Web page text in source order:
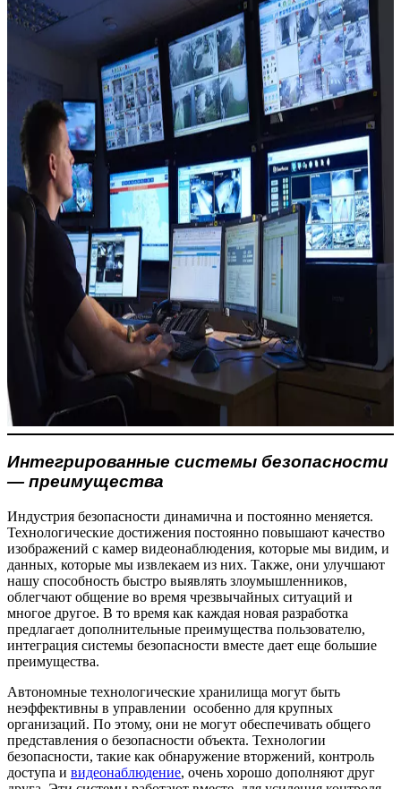
Интегрированные системы безопасности
— преимущества
Индустрия безопасности динамична и постоянно меняется.
Технологические достижения постоянно повышают качество
изображений с камер видеонаблюдения, которые мы видим, и
данных, которые мы извлекаем из них. Также, они улучшают
нашу способность быстро выявлять злоумышленников,
облегчают общение во время чрезвычайных ситуаций и
многое другое. В то время как каждая новая разработка
предлагает дополнительные преимущества пользователю,
интеграция системы безопасности вместе дает еще большие
преимущества.
Автономные технологические хранилища могут быть
неэффективны в управлении особенно для крупных
организаций. По этому, они не могут обеспечивать общего
представления о безопасности объекта. Технологии
безопасности, такие как обнаружение вторжений, контроль
доступа и видеонаблюдение, очень хорошо дополняют друг